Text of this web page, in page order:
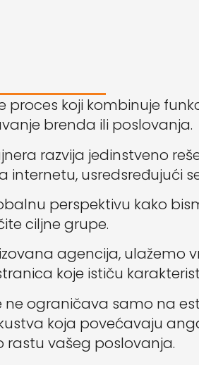
proces koji kombinuje
brenda ili poslovanja.
razvija jedinstveno
internetu, usredsređujući
perspektivu kako
ciljne grupe.
agencija, ulažemo
koje ističu
ne ograničava samo na
koja povećavaju
rastu vašeg poslovanja.